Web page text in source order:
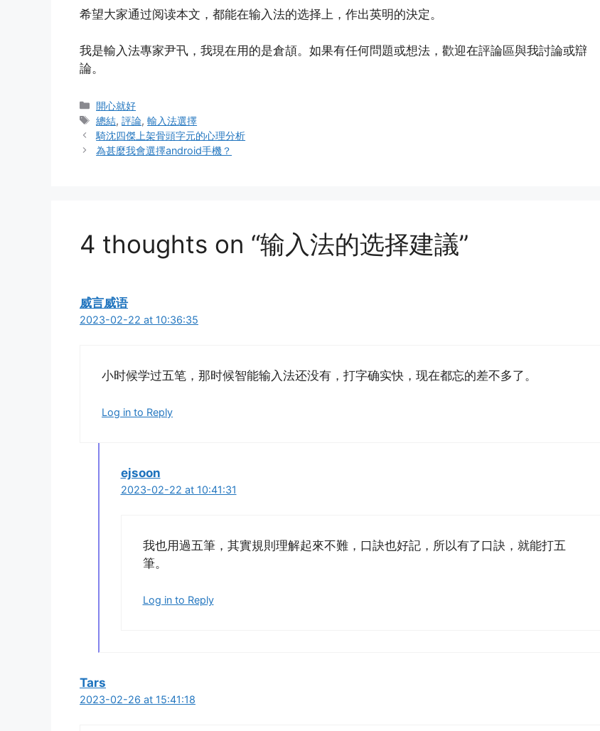
希望大家通过阅读本文，都能在输入法的选择上，作出英明的決定。
我是輸入法專家尹卂，我現在用的是倉頡。如果有任何問題或想法，歡迎在評論區與我討論或辯
論。
Categories
開心就好
Tags
總結,評論,輸入法選擇
騎沈四傑上架骨頭字元的心理分析
為甚麼我會選擇android手機？
4 thoughts on “输入法的选择建議”
威言威语
2023-02-22 at 10:36:35
小时候学过五笔，那时候智能输入法还没有，打字确实快，现在都忘的差不多了。
Log in to Reply
ejsoon
2023-02-22 at 10:41:31
我也用過五筆，其實規則理解起來不難，口訣也好記，所以有了口訣，就能打五
筆。
Log in to Reply
Tars
2023-02-26 at 15:41:18